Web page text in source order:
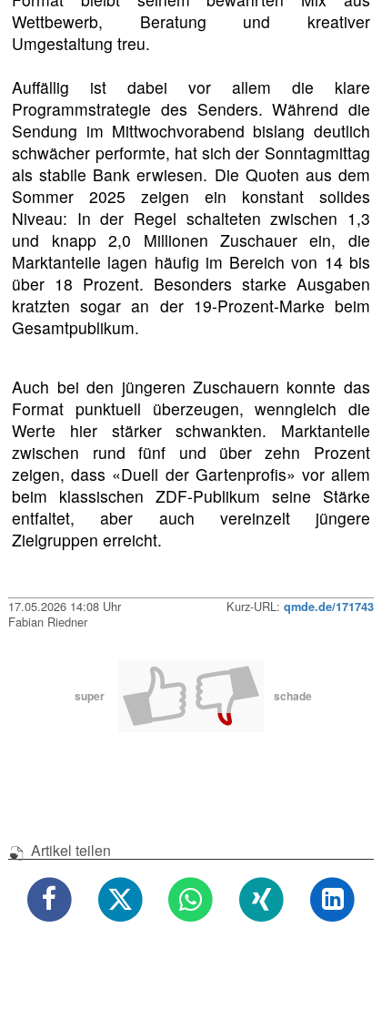
Wettbewerb, Beratung und kreativer
Umgestaltung treu.
Auffällig ist dabei vor allem die klare
Programmstrategie des Senders. Während die
Sendung im Mittwochvorabend bislang deutlich
schwächer performte, hat sich der Sonntagmittag
als stabile Bank erwiesen. Die Quoten aus dem
Sommer 2025 zeigen ein konstant solides
Niveau: In der Regel schalteten zwischen 1,3
und knapp 2,0 Millionen Zuschauer ein, die
Marktanteile lagen häufig im Bereich von 14 bis
über 18 Prozent. Besonders starke Ausgaben
kratzten sogar an der 19-Prozent-Marke beim
Gesamtpublikum.
Auch bei den jüngeren Zuschauern konnte das
Format punktuell überzeugen, wenngleich die
Werte hier stärker schwankten. Marktanteile
zwischen rund fünf und über zehn Prozent
zeigen, dass «Duell der Gartenprofis» vor allem
beim klassischen ZDF-Publikum seine Stärke
entfaltet, aber auch vereinzelt jüngere
Zielgruppen erreicht.
17.05.2026 14:08 Uhr Kurz-URL: qmde.de/171743
Fabian Riedner
super schade
Artikel teilen